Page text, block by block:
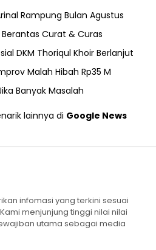
Rampung Bulan Agustus
Curat & Curas
DKM Thoriqul Khoir Berlanjut
Malah Hibah Rp35 M
Banyak Masalah
lainnya di Google News
infomasi yang terkini sesuai
menjunjung tinggi nilai nilai
utama sebagai media